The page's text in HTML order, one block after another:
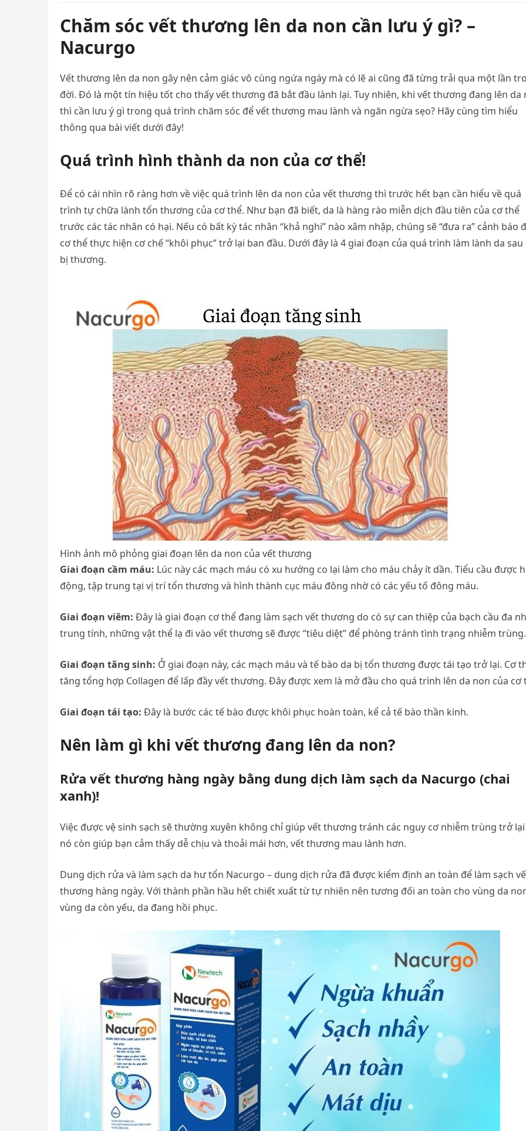
Chăm sóc vết thương lên da non cần lưu ý gì? –
Nacurgo
Vết thương lên da non gây nên cảm giác vô cùng ngứa ngáy mà có lẽ ai cũng đã từng trải qua một lần
đời. Đó là một tín hiệu tốt cho thấy vết thương đã bắt đầu lành lại. Tuy nhiên, khi vết thương đang lên da
thì cần lưu ý gì trong quá trình chăm sóc để vết thương mau lành và ngăn ngừa sẹo? Hãy cùng tìm hiểu
thông qua bài viết dưới đây!
Quá trình hình thành da non của cơ thể!
Để có cái nhìn rõ ràng hơn về việc quá trình lên da non của vết thương thì trước hết bạn cần hiểu về quá
trình tự chữa lành tổn thương của cơ thể. Như bạn đã biết, da là hàng rào miễn dịch đầu tiên của cơ thể
trước các tác nhân có hại. Nếu có bất kỳ tác nhân “khả nghi” nào xâm nhập, chúng sẽ “đưa ra” cảnh báo
cơ thể thực hiện cơ chế “khôi phục” trở lại ban đầu. Dưới đây là 4 giai đoạn của quá trình làm lành da sau
bị thương.
Hình ảnh mô phỏng giai đoạn lên da non của vết thương
Giai đoạn cầm máu: Lúc này các mạch máu có xu hướng co lại làm cho máu chảy ít dần. Tiểu cầu được
động, tập trung tại vị trí tổn thương và hình thành cục máu đông nhờ có các yếu tố đông máu.
Giai đoạn viêm: Đây là giai đoạn cơ thể đang làm sạch vết thương do có sự can thiệp của bạch cầu đa
trung tính, những vật thể lạ đi vào vết thương sẽ được “tiêu diệt” để phòng tránh tình trạng nhiễm trùng.
Giai đoạn tăng sinh: Ở giai đoạn này, các mạch máu và tế bào da bị tổn thương được tái tạo trở lại. Cơ
tăng tổng hợp Collagen để lấp đầy vết thương. Đây được xem là mở đầu cho quá trình lên da non của cơ
Giai đoạn tái tạo: Đây là bước các tế bào được khôi phục hoàn toàn, kể cả tế bào thần kinh.
Nên làm gì khi vết thương đang lên da non?
Rửa vết thương hàng ngày bằng dung dịch làm sạch da Nacurgo (chai
xanh)!
Việc được vệ sinh sạch sẽ thường xuyên không chỉ giúp vết thương tránh các nguy cơ nhiễm trùng trở
nó còn giúp bạn cảm thấy dễ chịu và thoải mái hơn, vết thương mau lành hơn.
Dung dịch rửa và làm sạch da hư tổn Nacurgo – dung dịch rửa đã được kiểm định an toàn để làm sạch
thương hàng ngày. Với thành phần hầu hết chiết xuất từ tự nhiên nên tương đối an toàn cho vùng da
vùng da còn yếu, da đang hồi phục.